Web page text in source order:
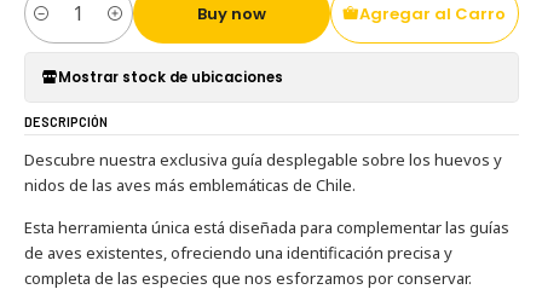
Cantidad Agregar al Carro
Buy now
Mostrar stock de ubicaciones
DESCRIPCIÓN
Descubre nuestra exclusiva guía desplegable sobre los huevos y
nidos de las aves más emblemáticas de Chile.
Esta herramienta única está diseñada para complementar las guías
de aves existentes, ofreciendo una identificación precisa y
completa de las especies que nos esforzamos por conservar.